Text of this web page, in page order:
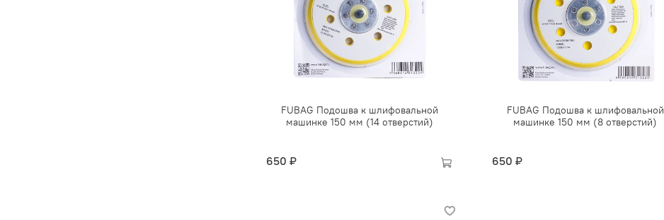
FUBAG Подошва к шлифовальной
машинке 150 мм (14 отверстий)
650 ₽
FUBAG Подошва к шлифовальной
машинке 150 мм (8 отверстий)
650 ₽